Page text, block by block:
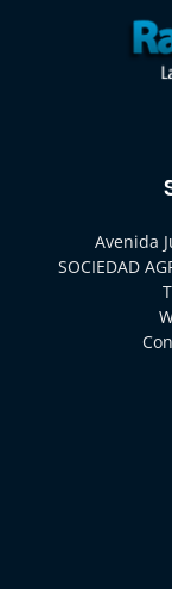
Avenida
SOCIEDAD